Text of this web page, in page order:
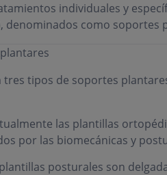
individuales y
denominados como soportes
tipos de soportes
las plantillas
por las biomecánicas y
posturales son